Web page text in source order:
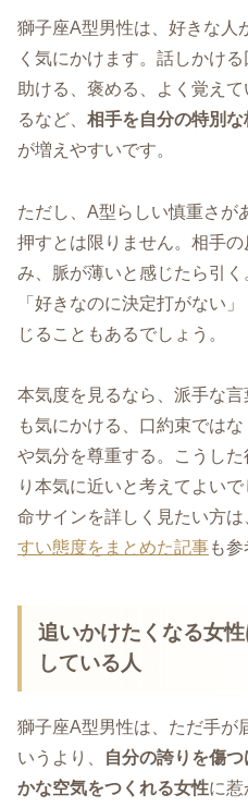
獅子座A型男性は、好きな人
く気にかけます。話しかけ
助ける、褒める、よく覚え
るなど、 相手を自分の特別
が増えやすいです。
ただし、A型らしい慎重さが
押すとは限りません。相手
み、脈が薄いと感じたら引く
「好きなのに決定打がない
じることもあるでしょう。
本気度を見るなら、派手な
も気にかける、口約束では
や気分を尊重する。こうし
り本気に近いと考えてよい
命サインを詳しく見たい方は
すい態度をまとめた記事も参
追いかけたくなる女
している人
獅子座A型男性は、ただ手が
いうより、
自分の誇りを傷
かな空気をつくれる女性に惹